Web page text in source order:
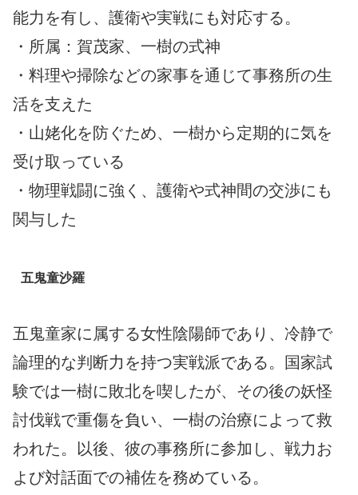
能力を有し、護衛や実戦にも対応する。
・所属：賀茂家、一樹の式神
・料理や掃除などの家事を通じて事務所の生
活を支えた
・山姥化を防ぐため、一樹から定期的に気を
受け取っている
・物理戦闘に強く、護衛や式神間の交渉にも
関与した
五鬼童沙羅
五鬼童家に属する女性陰陽師であり、冷静で
論理的な判断力を持つ実戦派である。国家試
験では一樹に敗北を喫したが、その後の妖怪
討伐戦で重傷を負い、一樹の治療によって救
われた。以後、彼の事務所に参加し、戦力お
よび対話面での補佐を務めている。